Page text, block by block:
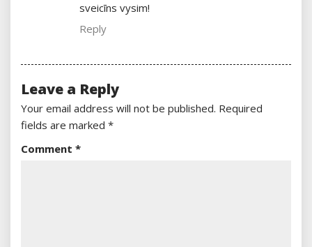
sveicīns vysim!
Reply
Leave a Reply
Your email address will not be published. Required
fields are marked *
Comment *